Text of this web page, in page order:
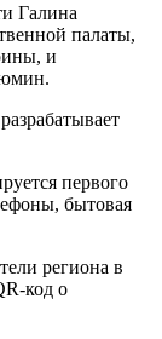
Галина
палаты,
и
первого
бытовая
региона в
код о